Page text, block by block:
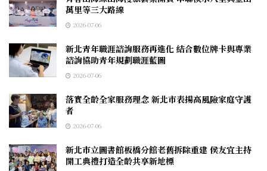
萬里等三大路線
2026-07-06
新北青年職涯諮詢服務再進化 結合數位牌卡與專業
諮詢協助青年規劃職涯藍圖
2026-07-06
落實全齡全家服務理念 新北市表揚高風險家庭守護
者
2026-07-06
新北市立圖書館板橋分館老舊拆除重建 侯友宜主持
開工典禮打造全齡共享新地標